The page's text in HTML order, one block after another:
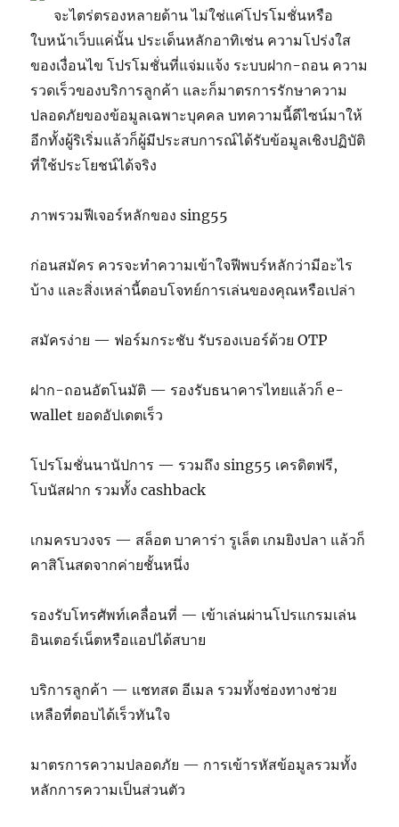
จะไตร่ตรองหลายด้าน ไม่ใช่แค่โปรโมชั่นหรือ
ใบหน้าเว็บแค่นั้น ประเด็นหลักอาทิเช่น ความโปร่งใส
ของเงื่อนไข โปรโมชั่นที่แจ่มแจ้ง ระบบฝาก-ถอน ความ
รวดเร็วของบริการลูกค้า และก็มาตรการรักษาความ
ปลอดภัยของข้อมูลเฉพาะบุคคล บทความนี้ดีไซน์มาให้
อีกทั้งผู้ริเริ่มแล้วก็ผู้มีประสบการณ์ได้รับข้อมูลเชิงปฏิบัติ
ที่ใช้ประโยชน์ได้จริง
ภาพรวมฟีเจอร์หลักของ sing55
ก่อนสมัคร ควรจะทำความเข้าใจฟีพบร์หลักว่ามีอะไร
บ้าง และสิ่งเหล่านี้ตอบโจทย์การเล่นของคุณหรือเปล่า
สมัครง่าย — ฟอร์มกระชับ รับรองเบอร์ด้วย OTP
ฝาก-ถอนอัตโนมัติ — รองรับธนาคารไทยแล้วก็ e-
wallet ยอดอัปเดตเร็ว
โปรโมชั่นนานัปการ — รวมถึง sing55 เครดิตฟรี,
โบนัสฝาก รวมทั้ง cashback
เกมครบวงจร — สล็อต บาคาร่า รูเล็ต เกมยิงปลา แล้วก็
คาสิโนสดจากค่ายชั้นหนึ่ง
รองรับโทรศัพท์เคลื่อนที่ — เข้าเล่นผ่านโปรแกรมเล่น
อินเตอร์เน็ตหรือแอปได้สบาย
บริการลูกค้า — แชทสด อีเมล รวมทั้งช่องทางช่วย
เหลือที่ตอบได้เร็วทันใจ
มาตรการความปลอดภัย — การเข้ารหัสข้อมูลรวมทั้ง
หลักการความเป็นส่วนตัว